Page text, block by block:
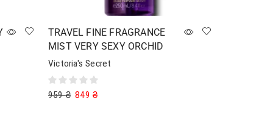
TRAVEL FINE FRAGRANCE
MIST VERY SEXY ORCHID
Victoria's Secret
959₴ 849₴